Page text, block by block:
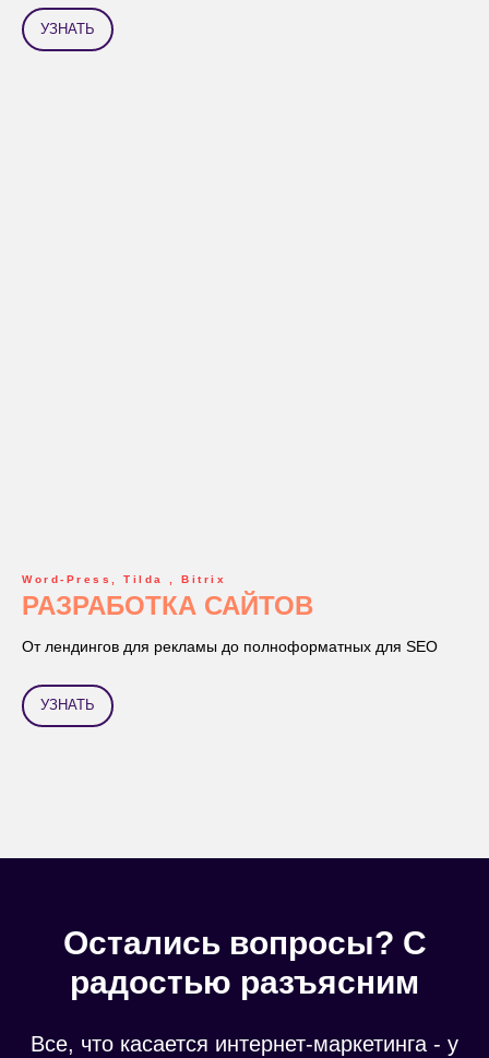
УЗНАТЬ
Word-Press, Tilda , Bitrix
РАЗРАБОТКА САЙТОВ
От лендингов для рекламы до полноформатных для SEO
УЗНАТЬ
Остались вопросы? С
радостью разъясним
Все, что касается интернет-маркетинга - у